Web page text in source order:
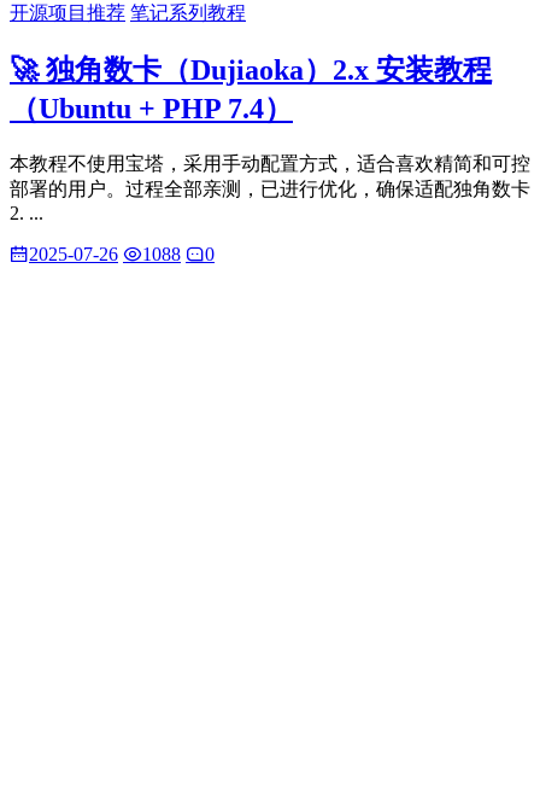
开源项目推荐 笔记系列教程
🚀 独角数卡（Dujiaoka）2.x 安装教程
（Ubuntu + PHP 7.4）
本教程不使用宝塔，采用手动配置方式，适合喜欢精简和可控
部署的用户。过程全部亲测，已进行优化，确保适配独角数卡
2. ...
2025-07-26
1088 0